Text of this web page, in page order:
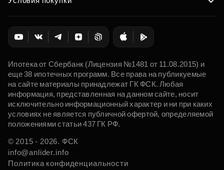
Ипотека от Сбербанк (Лицензия №1481 от 11.08.2015) и
еще 38 ипотечных программ. Все права на публикуемые
на сайте материалы принадлежат ГК ФСК. Любая
информация, представленная на данном сайте, носит
исключительно информационный характер и ни при каких
условиях не является публичной офертой, определяемой
положениями статьи 437 ГК РФ.
© 2015 - 2026. ФСК
info@anlider.info
Политика конфиденциальности